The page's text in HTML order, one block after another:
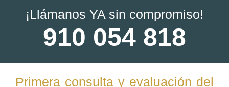
¡Llámanos YA sin compromiso!
910 054 818
Primera consulta y evaluación del